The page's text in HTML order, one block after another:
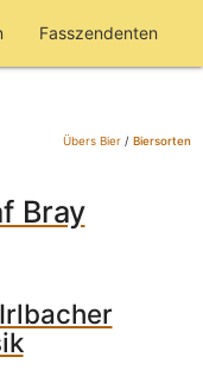
Fasszendenten
Übers Bier/ Biersorten
Bray